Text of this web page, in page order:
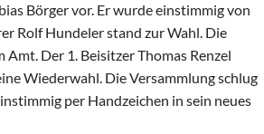
Börger vor. Er wurde einstimmig von
Rolf Hundeler stand zur Wahl. Die
Der 1. Beisitzer Thomas Renzel
Wiederwahl. Die Versammlung schlug
per Handzeichen in sein neues